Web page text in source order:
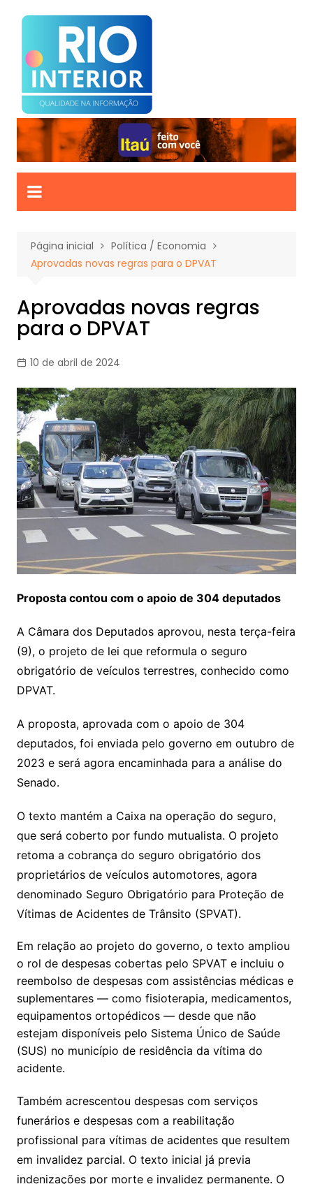
para
conteúdo
Página inicial
Política / Economia
Aprovadas novas regras para o DPVAT
Aprovadas novas regras
para o DPVAT
10 de abril de 2024
Proposta contou com o apoio de 304 deputados
A Câmara dos Deputados aprovou, nesta terça-feira
(9), o projeto de lei que reformula o seguro
obrigatório de veículos terrestres, conhecido como
DPVAT.
A proposta, aprovada com o apoio de 304
deputados, foi enviada pelo governo em outubro de
2023 e será agora encaminhada para a análise do
Senado.
O texto mantém a Caixa na operação do seguro,
que será coberto por fundo mutualista. O projeto
retoma a cobrança do seguro obrigatório dos
proprietários de veículos automotores, agora
denominado Seguro Obrigatório para Proteção de
Vítimas de Acidentes de Trânsito (SPVAT).
Em relação ao projeto do governo, o texto ampliou
o rol de despesas cobertas pelo SPVAT e incluiu o
reembolso de despesas com assistências médicas e
suplementares — como fisioterapia, medicamentos,
equipamentos ortopédicos — desde que não
estejam disponíveis pelo Sistema Único de Saúde
(SUS) no município de residência da vítima do
acidente.
Também acrescentou despesas com serviços
funerários e despesas com a reabilitação
profissional para vítimas de acidentes que resultem
em invalidez parcial. O texto inicial já previa
indenizações por morte e invalidez permanente. O